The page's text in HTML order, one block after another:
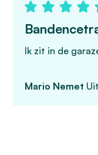
Ik zit in de
Mario Nemet